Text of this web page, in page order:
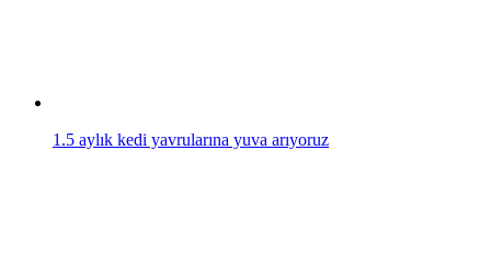
1.5 aylık kedi yavrularına yuva arıyoruz